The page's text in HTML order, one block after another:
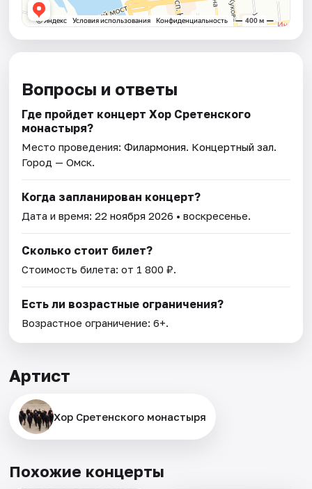
Вопросы и ответы
Где пройдет концерт Хор Сретенского
монастыря?
Место проведения:Филармония. Концертный зал.
Город — Омск.
Когда запланирован концерт?
Дата и время:22 ноября 2026 • воскресенье.
Сколько стоит билет?
Стоимость билета: от 1 800 ₽.
Есть ли возрастные ограничения?
Возрастное ограничение: 6+.
Артист
Хор Сретенского монастыря
Похожие концерты